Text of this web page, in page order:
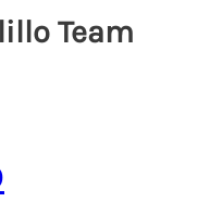
Team